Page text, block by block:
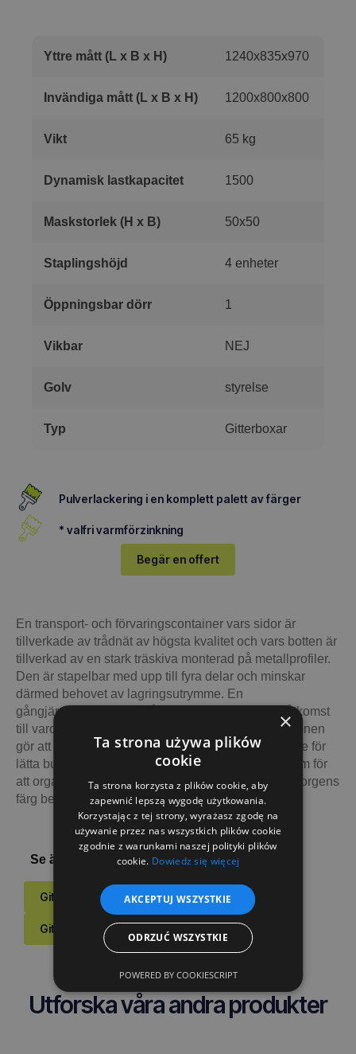
Yttre mått (L x B x H) 1240x835x970
Invändiga mått (L x B x H) 1200x800x800
Vikt 65 kg
Dynamisk lastkapacitet 1500
Maskstorlek (H x B) 50x50
Staplingshöjd 4 enheter
Öppningsbar dörr 1
Vikbar NEJ
Golv styrelse
Typ Gitterboxar
Pulverlackering i en komplett palett av färger
* valfri varmförzinkning
Begär en offert
En transport- och förvaringscontainer vars sidor är
tillverkade av trådnät av högsta kvalitet och vars botten är
tillverkad av en stark träskiva monterad på metallprofiler.
Den är stapelbar med upp till fyra delar och minskar
därmed behovet av lagringsutrymme. En
gångjärnsförsedd dörr på framväggen ger enkel åtkomst
till varorna inuti containern. Den kraftiga konstruktionen
gör att nätkorgen inte bara lämpar sig som behållare för
lätta bulkprodukter, utan också som ett stabilt system för
att organisera tyngre produkter i ett litet utrymme. Korgens
färg bestäms av kunden.
Se även nedan:
Gitterboxar med en höjd på 970 mm
Gitterboxar med enkeldörrar
Utforska våra andra produkter
×
Ta strona używa plików
cookie
Ta strona korzysta z plików cookie, aby
zapewnić lepszą wygodę użytkowania.
Korzystając z tej strony, wyrażasz zgodę na
używanie przez nas wszystkich plików cookie
zgodnie z warunkami naszej polityki plików
cookie. Dowiedz się więcej
AKCEPTUJ WSZYSTKIE
ODRZUĆ WSZYSTKIE
POWERED BY COOKIESCRIPT